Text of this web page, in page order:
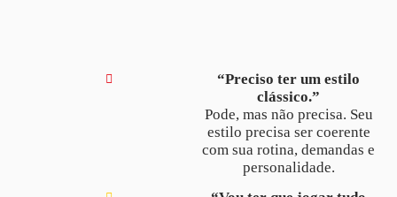
“Preciso ter um estilo
clássico.”
Pode, mas não precisa. Seu
estilo precisa ser coerente
com sua rotina, demandas e
personalidade.